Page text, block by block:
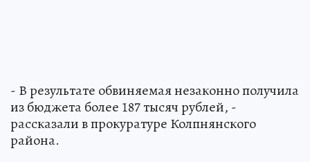
- В результате обвиняемая незаконно получила
из бюджета более 187 тысяч рублей, -
рассказали в прокуратуре Колпнянского
района.